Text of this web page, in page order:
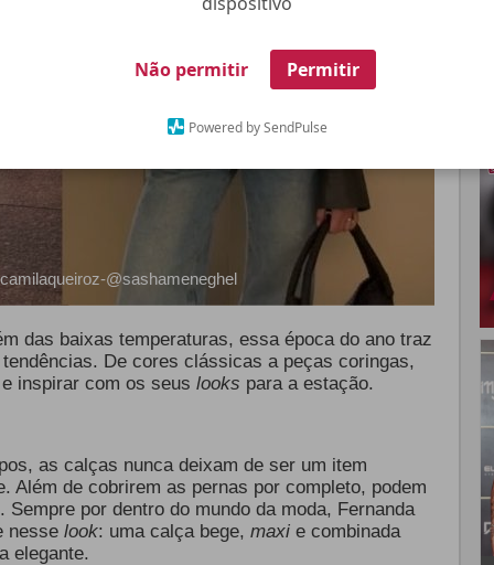
Não permitir Permitir
Powered by SendPulse
@sashameneghel
das baixas temperaturas, essa época do ano traz
De cores clássicas a peças coringas,
inspirar com os seus looks para a estação.
as calças nunca deixam de ser um item
Além de cobrirem as pernas por completo, podem
por dentro do mundo da moda, Fernanda
nesse look: uma calça bege, maxi e combinada
elegante.